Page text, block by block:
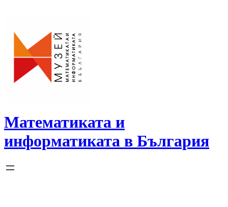
Математиката и
информатиката в България